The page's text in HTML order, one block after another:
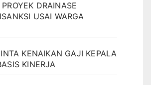
DRAINASE
USAI WARGA
KENAIKAN GAJI KEPALA
KINERJA